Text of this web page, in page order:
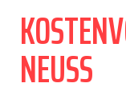
NEUSS